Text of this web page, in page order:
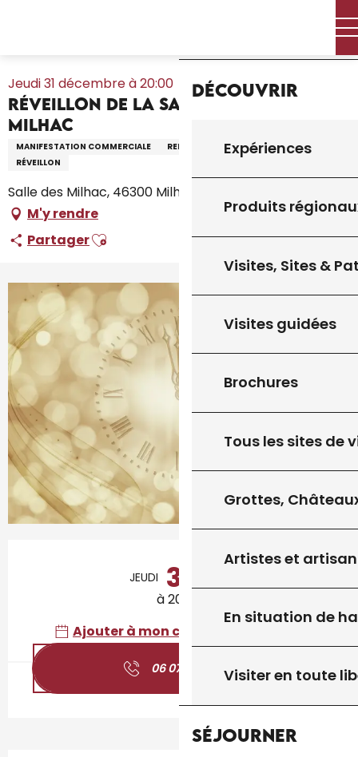
Découvrir
Expériences
Produits
Visites, Sites &
Visites guidées
Brochures
Tous les sites de
Grottes,
Artistes et
En situation de
Visiter en toute
Séjourner
Jeudi 31 décembre à 20:00
Réveillon de la Saint-Sylvestre à
Milhac
MANIFESTATION COMMERCIALE REPAS MUSIQUE
REPAS
RÉVEILLON
Salle des Milhac, 46300 Milhac
M'y rendre
PartagerAjouter aux favoris
Ouverture et coordonnées
JEUDI 31
à 20:00
Ajouter à mon calendrier Google
06 07 65 05 ▒▒